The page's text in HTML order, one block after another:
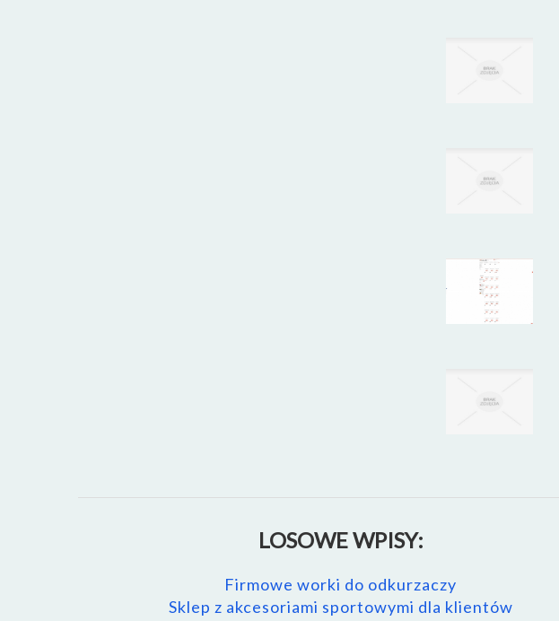
LOSOWE WPISY:
Firmowe worki do odkurzaczy
Sklep z akcesoriami sportowymi dla klientów